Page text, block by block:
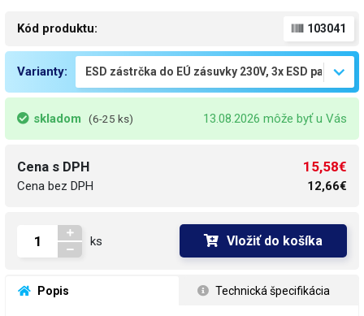
Kód produktu: 103041
Varianty:
skladom (6-25 ks) 13.08.2026 môže byť u Vás
Cena s DPH
Cena bez DPH
15,58€
12,66€
ks Vložiť do košíka
Popis Technická špecifikácia